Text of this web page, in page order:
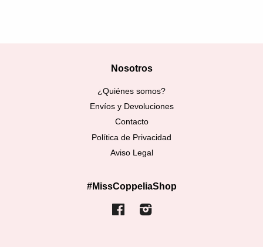
Nosotros
¿Quiénes somos?
Envíos y Devoluciones
Contacto
Política de Privacidad
Aviso Legal
#MissCoppeliaShop
FacebookInstagram